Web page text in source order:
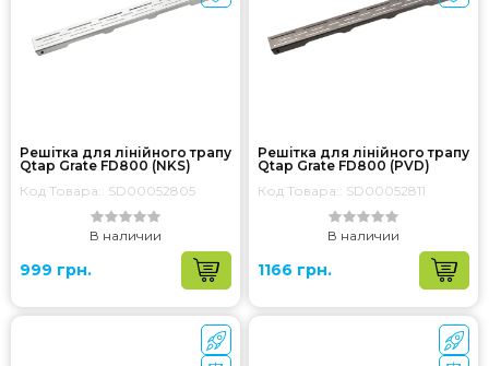
Решітка для лінійного трапу
Qtap Grate FD800 (NKS)
Код Товара:: SD00052805
В наличии
999 грн.
Решітка для лінійного трапу
Qtap Grate FD800 (PVD)
Код Товара:: SD00052811
В наличии
1166 грн.